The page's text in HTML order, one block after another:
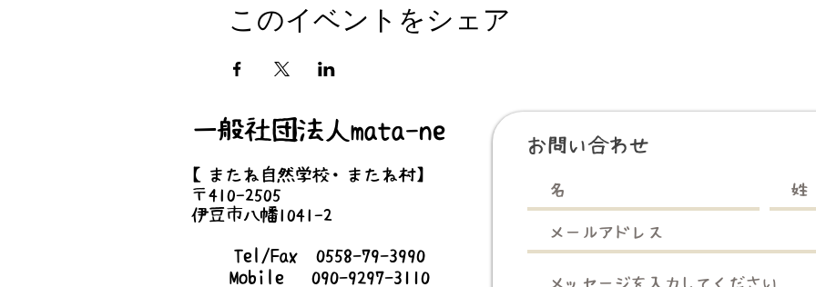
2023/3/18 (土)
8:00am-10:00am
●場所
静岡県伊豆市八幡1053
●持ち物
500円相当の手作り品
このイベントをシェア
一般社団法人mata-ne
【またね自然学校・またね村】
〒410-2505
伊豆市八幡1041-2
Tel/Fax 0558-79-3990
Mobile 090-9297-3110
お問い合わせ